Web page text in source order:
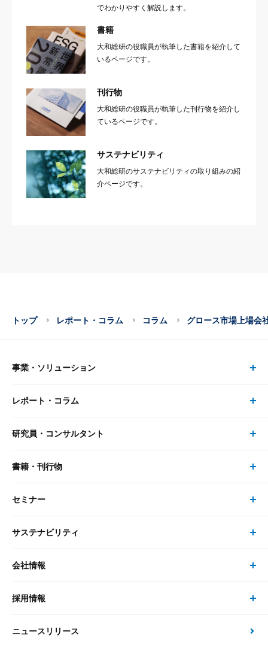
でわかりやすく解説します。
書籍
大和総研の役職員が執筆した書籍を紹介して
いるページです。
刊行物
大和総研の役職員が執筆した刊行物を紹介し
ているページです。
サステナビリティ
大和総研のサステナビリティの取り組みの紹
介ページです。
トップ レポート・コラム コラム グロース市場上場会
事業・ソリューション
事業・ソリューション トップ
リサーチ
大和総研の強み
先端テクノロジーに基づく新たな価値の創出
レポート・コラム
レポート・コラム トップ
最新のレポート・コラム
政策分析
研究員・コンサルタント
研究員・コンサルタント トップ
研究員
書籍・刊行物
書籍・刊行物 トップ
書籍
セミナー
セミナー トップ
現在受付中のセミナー・イベント
サステナビリティ
サステナビリティの取り組み
次世代社会への貢献
会社情報
会社情報 トップ
会社概要・役員一覧
採用情報
採用情報 トップ
ニュースリリース